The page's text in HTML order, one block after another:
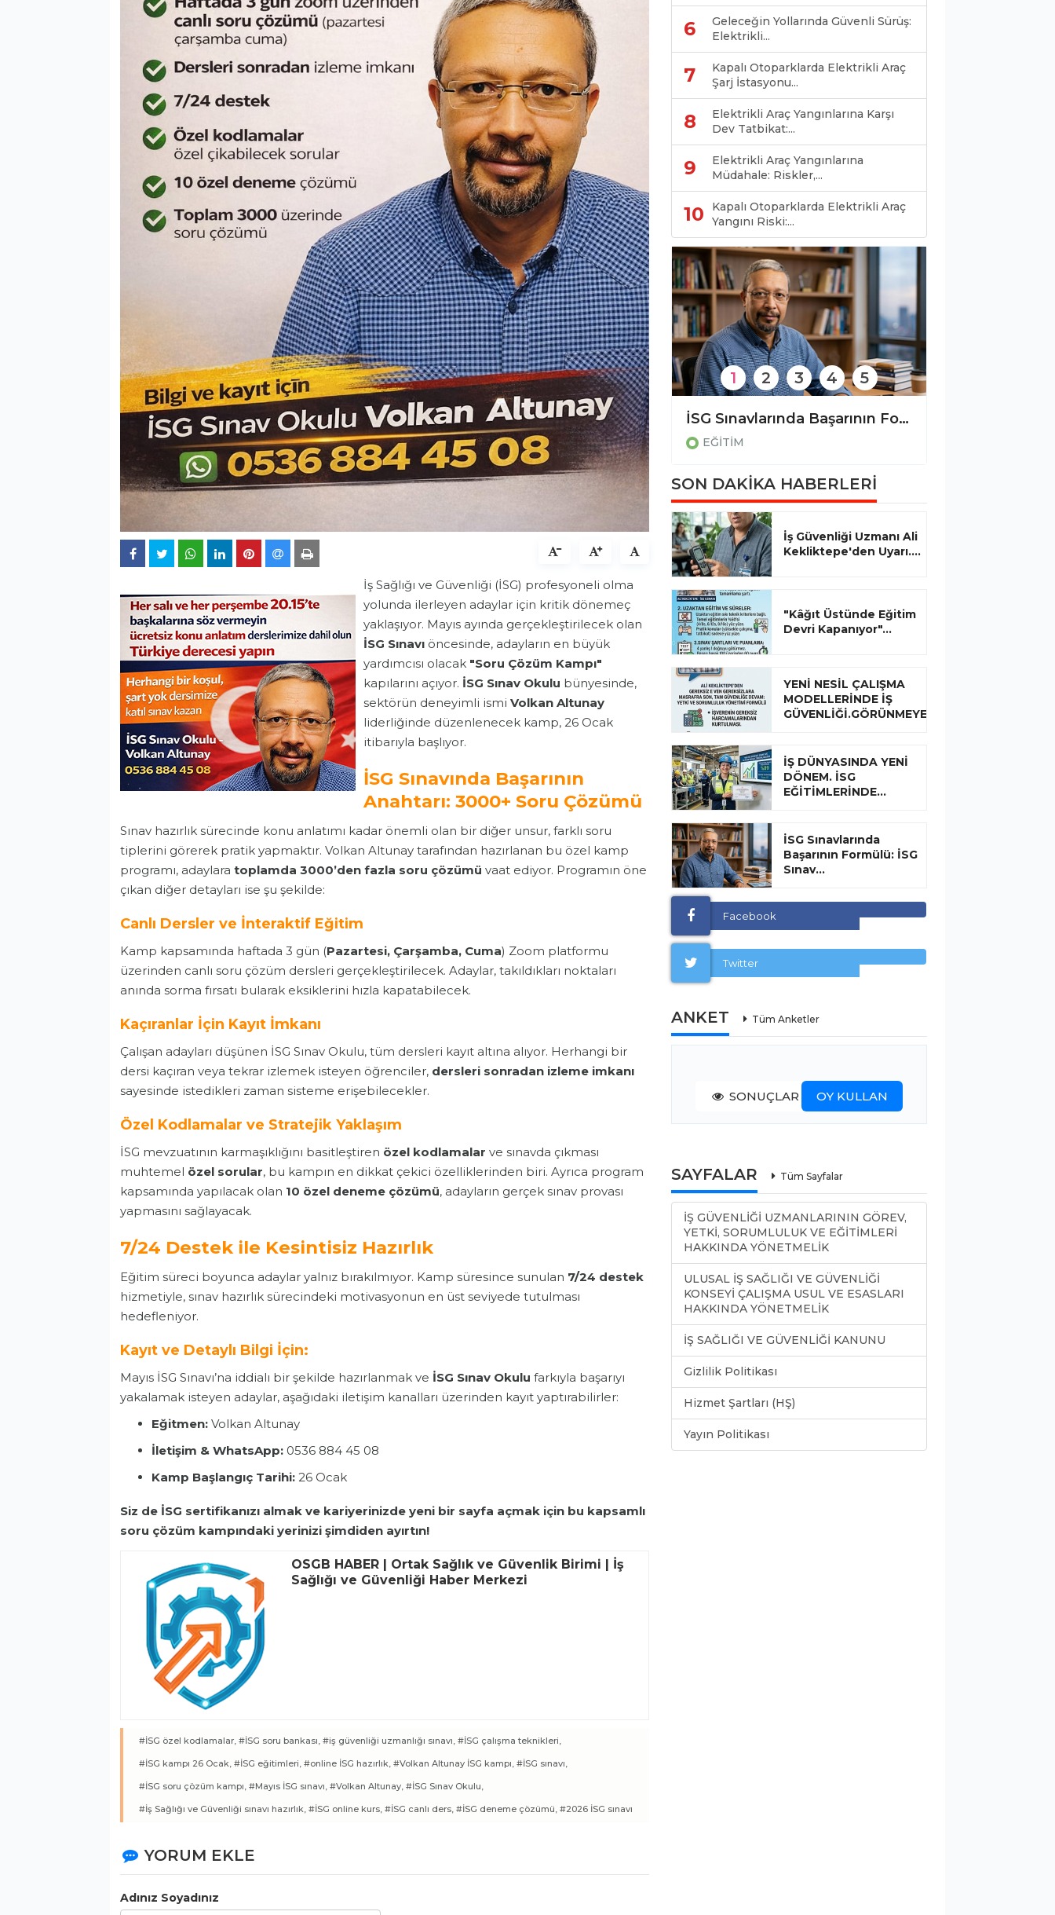
İş Sağlığı ve Güvenliği (İSG) profesyoneli olma
yolunda ilerleyen adaylar için kritik dönemeç
yaklaşıyor. Mayıs ayında gerçekleştirilecek olan
İSG Sınavı öncesinde, adayların en büyük
yardımcısı olacak "Soru Çözüm Kampı"
kapılarını açıyor. İSG Sınav Okulu bünyesinde,
sektörün deneyimli ismi Volkan Altunay
liderliğinde düzenlenecek kamp, 26 Ocak
itibarıyla başlıyor.
İSG Sınavında Başarının
Anahtarı: 3000+ Soru Çözümü
Sınav hazırlık sürecinde konu anlatımı kadar önemli olan bir diğer unsur, farklı soru
tiplerini görerek pratik yapmaktır. Volkan Altunay tarafından hazırlanan bu özel kamp
programı, adaylara toplamda 3000’den fazla soru çözümü vaat ediyor. Programın öne
çıkan diğer detayları ise şu şekilde:
Canlı Dersler ve İnteraktif Eğitim
Kamp kapsamında haftada 3 gün (Pazartesi, Çarşamba, Cuma) Zoom platformu
üzerinden canlı soru çözüm dersleri gerçekleştirilecek. Adaylar, takıldıkları noktaları
anında sorma fırsatı bularak eksiklerini hızla kapatabilecek.
Kaçıranlar İçin Kayıt İmkanı
Çalışan adayları düşünen İSG Sınav Okulu, tüm dersleri kayıt altına alıyor. Herhangi bir
dersi kaçıran veya tekrar izlemek isteyen öğrenciler, dersleri sonradan izleme imkanı
sayesinde istedikleri zaman sisteme erişebilecekler.
Özel Kodlamalar ve Stratejik Yaklaşım
İSG mevzuatının karmaşıklığını basitleştiren özel kodlamalar ve sınavda çıkması
muhtemel özel sorular, bu kampın en dikkat çekici özelliklerinden biri. Ayrıca program
kapsamında yapılacak olan 10 özel deneme çözümü, adayların gerçek sınav provası
yapmasını sağlayacak.
7/24 Destek ile Kesintisiz Hazırlık
Eğitim süreci boyunca adaylar yalnız bırakılmıyor. Kamp süresince sunulan 7/24 destek
hizmetiyle, sınav hazırlık sürecindeki motivasyonun en üst seviyede tutulması
hedefleniyor.
Kayıt ve Detaylı Bilgi İçin:
Mayıs İSG Sınavı’na iddialı bir şekilde hazırlanmak ve İSG Sınav Okulu farkıyla başarıyı
yakalamak isteyen adaylar, aşağıdaki iletişim kanalları üzerinden kayıt yaptırabilirler:
Eğitmen: Volkan Altunay
İletişim & WhatsApp: 0536 884 45 08
Kamp Başlangıç Tarihi: 26 Ocak
Siz de İSG sertifikanızı almak ve kariyerinizde yeni bir sayfa açmak için bu kapsamlı
soru çözüm kampındaki yerinizi şimdiden ayırtın!
OSGB HABER | Ortak Sağlık ve Güvenlik Birimi | İş
Sağlığı ve Güvenliği Haber Merkezi
#İSG özel kodlamalar, #İSG soru bankası, #iş güvenliği uzmanlığı sınavı, #İSG çalışma teknikleri,
#İSG kampı 26 Ocak, #İSG eğitimleri, #online İSG hazırlık, #Volkan Altunay İSG kampı, #İSG sınavı,
#İSG soru çözüm kampı, #Mayıs İSG sınavı, #Volkan Altunay, #İSG Sınav Okulu,
#İş Sağlığı ve Güvenliği sınavı hazırlık, #İSG online kurs, #İSG canlı ders, #İSG deneme çözümü, #2026 İSG sınavı
YORUM EKLE
Adınız Soyadınız
6
Geleceğin Yollarında Güvenli Sürüş:
Elektrikli...
7
Kapalı Otoparklarda Elektrikli Araç
Şarj İstasyonu...
8
Elektrikli Araç Yangınlarına Karşı
Dev Tatbikat:...
9
Elektrikli Araç Yangınlarına
Müdahale: Riskler,...
10
Kapalı Otoparklarda Elektrikli Araç
Yangını Riski:...
İSG Sınavına Doğru: Volkan Altunay'dan KKD, Tarım ve Denizcilikte Hayati Tüyolar
EĞİTİM
İSG Sınavlarında Başarının Formülü: İSG Sınav Okulu ile Hedefinize Ulaşın!
EĞİTİM
1 2 3 4 5
SON DAKİKA HABERLERİ
İş Güvenliği Uzmanı Ali
Kekliktepe'den Uyarı....
"Kâğıt Üstünde Eğitim
Devri Kapanıyor"...
YENİ NESİL ÇALIŞMA
MODELLERİNDE İŞ
GÜVENLİĞİ.GÖRÜNMEYEN...
İŞ DÜNYASINDA YENİ
DÖNEM. İSG
EĞİTİMLERİNDE...
İSG Sınavlarında
Başarının Formülü: İSG
Sınav...
Facebook
Twitter
ANKET Tüm Anketler
SONUÇLAR OY KULLAN
SAYFALAR Tüm Sayfalar
İŞ GÜVENLİĞİ UZMANLARININ GÖREV,
YETKİ, SORUMLULUK VE EĞİTİMLERİ
HAKKINDA YÖNETMELİK
ULUSAL İŞ SAĞLIĞI VE GÜVENLİĞİ
KONSEYİ ÇALIŞMA USUL VE ESASLARI
HAKKINDA YÖNETMELİK
İŞ SAĞLIĞI VE GÜVENLİĞİ KANUNU
Gizlilik Politikası
Hizmet Şartları (HŞ)
Yayın Politikası